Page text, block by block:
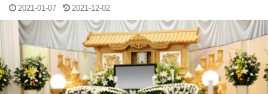
2021-01-07 2021-12-02